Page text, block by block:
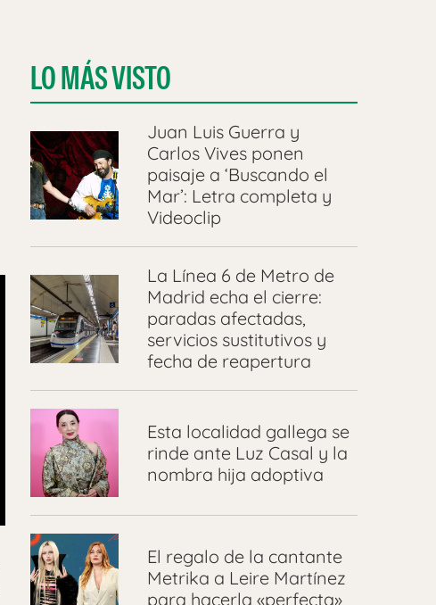
LO MÁS VISTO
Juan Luis Guerra y
Carlos Vives ponen
paisaje a ‘Buscando el
Mar’: Letra completa y
Videoclip
La Línea 6 de Metro de
Madrid echa el cierre:
paradas afectadas,
servicios sustitutivos y
fecha de reapertura
Esta localidad gallega se
rinde ante Luz Casal y la
nombra hija adoptiva
El regalo de la cantante
Metrika a Leire Martínez
para hacerla «perfecta»